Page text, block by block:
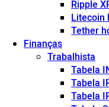
Ripple
Litecoin
Tether
Finanças
Trabalhista
Tabela
Tabela
Tabela